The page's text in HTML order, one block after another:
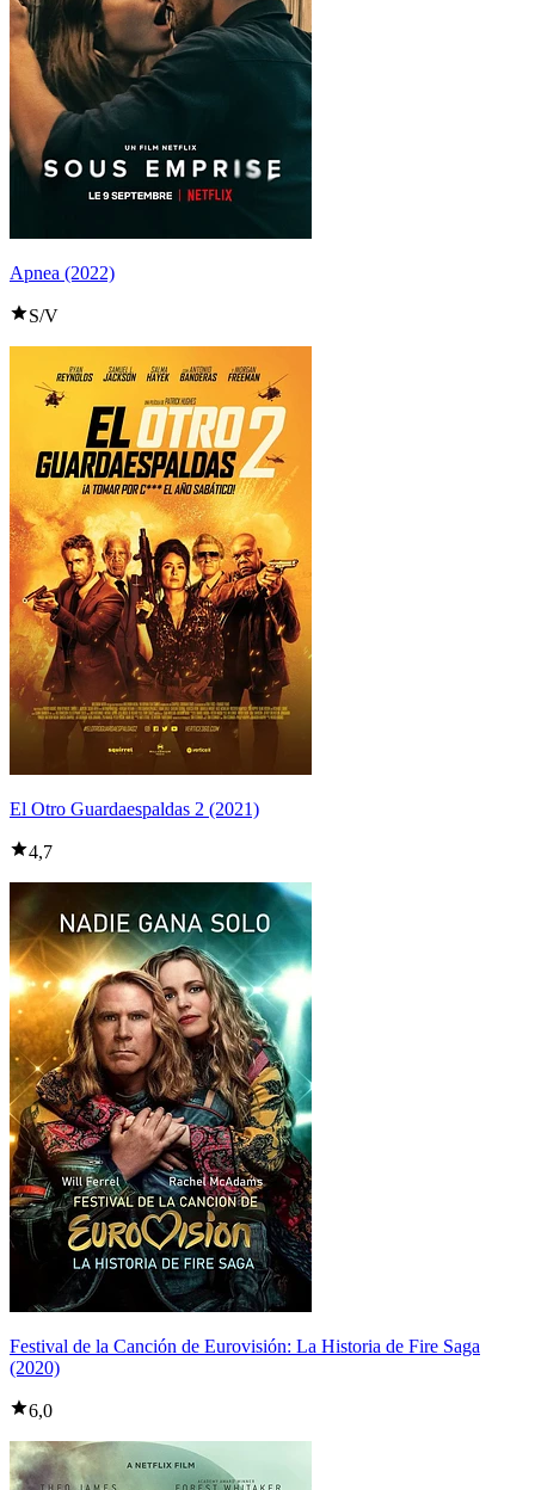
Apnea (2022)
S/V
El Otro Guardaespaldas 2 (2021)
4,7
Festival de la Canción de Eurovisión: La Historia de Fire Saga
(2020)
6,0